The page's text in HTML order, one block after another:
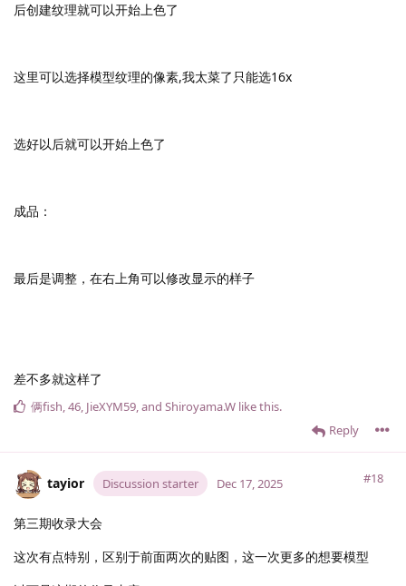
后创建纹理就可以开始上色了
这里可以选择模型纹理的像素,我太菜了只能选16x
选好以后就可以开始上色了
成品：
最后是调整，在右上角可以修改显示的样子
差不多就这样了
Reply
俩fish,46, JieXYM59, and Shiroyama.​W like this.
tayior Discussion starter #18
Dec 17, 2025
第三期收录大会
这次有点特别，区别于前面两次的贴图，这一次更多的想要模型